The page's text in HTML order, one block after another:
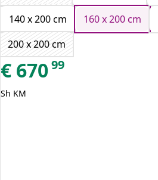
140 x 200 cm
160 x 200 cm
200 x 200 cm
€ 67099
Sh KM